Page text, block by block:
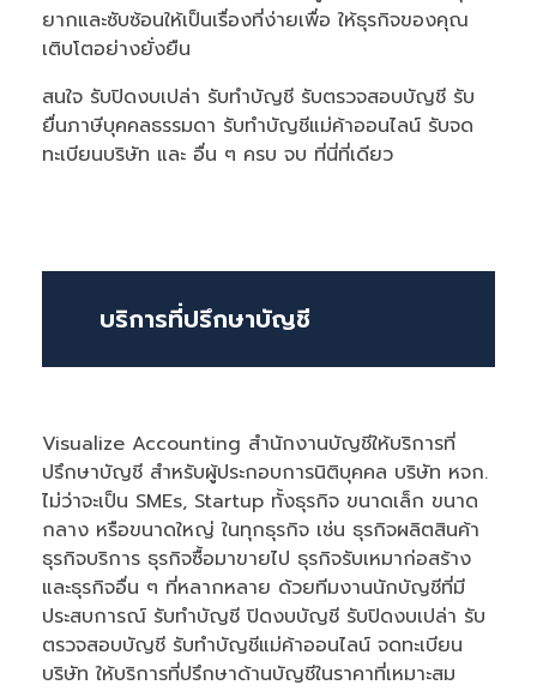
ยากและซับซ้อนให้เป็นเรื่องที่ง่ายเพื่อ ให้ธุรกิจของคุณ
เติบโตอย่างยั่งยืน
สนใจ รับปิดงบเปล่า รับทำบัญชี รับตรวจสอบบัญชี รับ
ยื่นภาษีบุคคลธรรมดา รับทำบัญชีแม่ค้าออนไลน์ รับจด
ทะเบียนบริษัท และ อื่น ๆ ครบ จบ ที่นี่ที่เดียว
บริการที่ปรึกษาบัญชี
Visualize Accounting สำนักงานบัญชีให้บริการที่
ปรึกษาบัญชี สำหรับผู้ประกอบการนิติบุคคล บริษัท หจก.
ไม่ว่าจะเป็น SMEs, Startup ทั้งธุรกิจ ขนาดเล็ก ขนาด
กลาง หรือขนาดใหญ่ ในทุกธุรกิจ เช่น ธุรกิจผลิตสินค้า
ธุรกิจบริการ ธุรกิจซื้อมาขายไป ธุรกิจรับเหมาก่อสร้าง
และธุรกิจอื่น ๆ ที่หลากหลาย ด้วยทีมงานนักบัญชีที่มี
ประสบการณ์ รับทำบัญชี ปิดงบบัญชี รับปิดงบเปล่า รับ
ตรวจสอบบัญชี รับทําบัญชีแม่ค้าออนไลน์ จดทะเบียน
บริษัท ให้บริการที่ปรึกษาด้านบัญชีในราคาที่เหมาะสม